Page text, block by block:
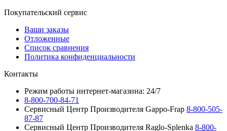
Покупательский сервис
Ваши заказы
Отложенные
Список сравнения
Политика конфиденциальности
Контакты
Режим работы интернет-магазина: 24/7
8-800-700-84-71
Сервисный Центр Производителя Gappo-Frap 8-800-505-
87-87
Сервисный Центр Производителя Raglo-Splenka 8-800-